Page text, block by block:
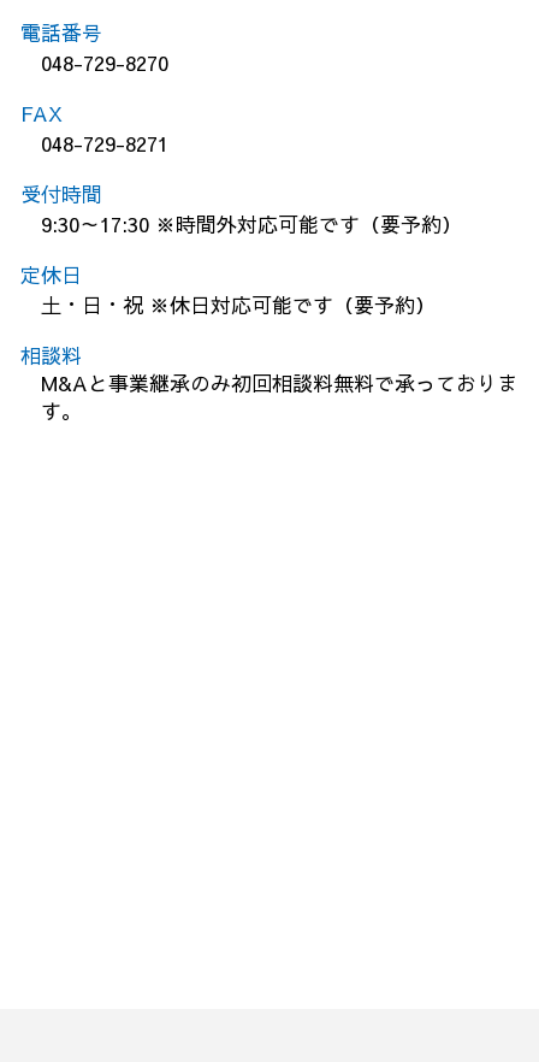
電話番号
048-729-8270
FAX
048-729-8271
受付時間
9:30～17:30 ※時間外対応可能です（要予約）
定休日
土・日・祝 ※休日対応可能です（要予約）
相談料
M&Aと事業継承のみ初回相談料無料で承っておりま
す。